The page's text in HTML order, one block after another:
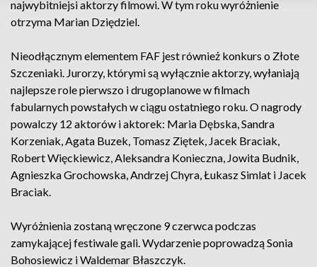
najwybitniejsi aktorzy filmowi. W tym roku wyróżnienie
otrzyma Marian Dziędziel.
Nieodłącznym elementem FAF jest również konkurs o Złote
Szczeniaki. Jurorzy, którymi są wyłącznie aktorzy, wyłaniają
najlepsze role pierwszo i drugoplanowe w filmach
fabularnych powstałych w ciągu ostatniego roku. O nagrody
powalczy 12 aktorów i aktorek: Maria Dębska, Sandra
Korzeniak, Agata Buzek, Tomasz Ziętek, Jacek Braciak,
Robert Więckiewicz, Aleksandra Konieczna, Jowita Budnik,
Agnieszka Grochowska, Andrzej Chyra, Łukasz Simlat i Jacek
Braciak.
Wyróżnienia zostaną wręczone 9 czerwca podczas
zamykającej festiwale gali. Wydarzenie poprowadzą Sonia
Bohosiewicz i Waldemar Błaszczyk.